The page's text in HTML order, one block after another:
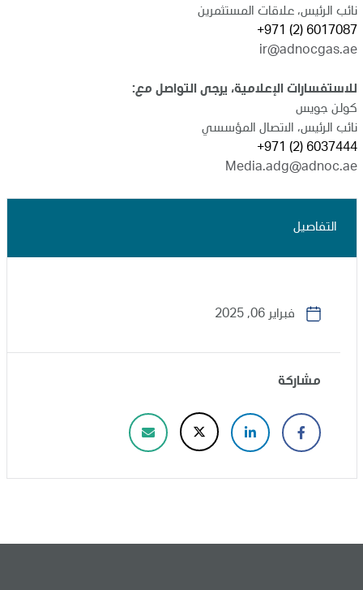
نائب الرئيس، علاقات المستثمرين
6017087 (2) 971+
ir@adnocgas.ae
للاستفسارات الإعلامية، يرجى التواصل مع:
كولن جويس
نائب الرئيس، الاتصال المؤسسي
6037444 (2) 971+
Media.adg@adnoc.ae
التفاصيل
فبراير 06, 2025
مشاركة